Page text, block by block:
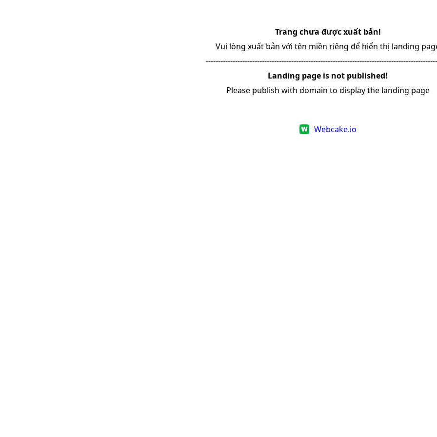
Trang chưa được xuất bản!
Vui lòng xuất bản với tên miền riêng để hiển thị landing
Landing page is not published!
Please publish with domain to display the landing page
Webcake.io